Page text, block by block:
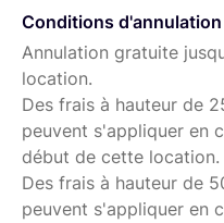
Polyvalent pour
et nature
Conception
récents
Inclus avec la location :
Pare‑soleil
Conditions d'annulation
Annulation gratuite
location.
Des frais à hauteur de
peuvent s'appliquer en
début de cette location.
Des frais à hauteur de
peuvent s'appliquer en